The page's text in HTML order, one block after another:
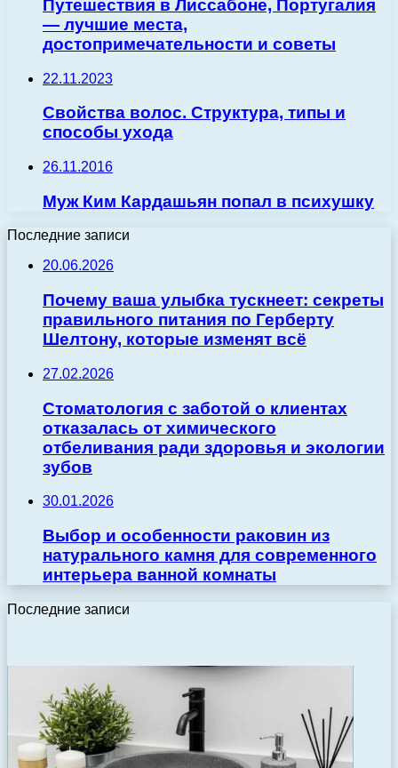
Путешествия в Лиссабоне, Португалия
— лучшие места,
достопримечательности и советы
22.11.2023
Свойства волос. Структура, типы и
способы ухода
26.11.2016
Муж Ким Кардашьян попал в психушку
Последние записи
20.06.2026
Почему ваша улыбка тускнеет: секреты
правильного питания по Герберту
Шелтону, которые изменят всё
27.02.2026
Стоматология с заботой о клиентах
отказалась от химического
отбеливания ради здоровья и экологии
зубов
30.01.2026
Выбор и особенности раковин из
натурального камня для современного
интерьера ванной комнаты
Последние записи